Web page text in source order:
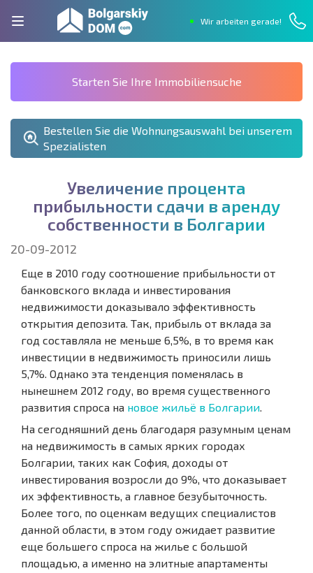
Wir arbeiten gerade!
Starten Sie Ihre Immobiliensuche
Bestellen Sie die Wohnungsauswahl bei unserem
Spezialisten
Увеличение процента
прибыльности сдачи в аренду
собственности в Болгарии
20-09-2012
Еще в 2010 году соотношение прибыльности от
банковского вклада и инвестирования
недвижимости доказывало эффективность
открытия депозита. Так, прибыль от вклада за
год составляла не меньше 6,5%, в то время как
инвестиции в недвижимость приносили лишь
5,7%. Однако эта тенденция поменялась в
нынешнем 2012 году, во время существенного
развития спроса на новое жильё в Болгарии.
На сегодняшний день благодаря разумным ценам
на недвижимость в самых ярких городах
Болгарии, таких как София, доходы от
инвестирования возросли до 9%, что доказывает
их эффективность, а главное безубыточность.
Более того, по оценкам ведущих специалистов
данной области, в этом году ожидает развитие
еще большего спроса на жилье с большой
площадью, а именно на элитные апартаменты